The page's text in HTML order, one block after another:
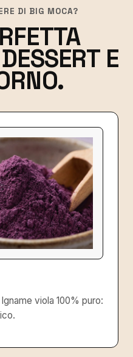
DI BIG MOCA?
E
viola 100% puro: